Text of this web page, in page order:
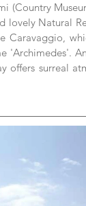
(Country
Natural
Caravaggio,
'Archimedes'.
surreal